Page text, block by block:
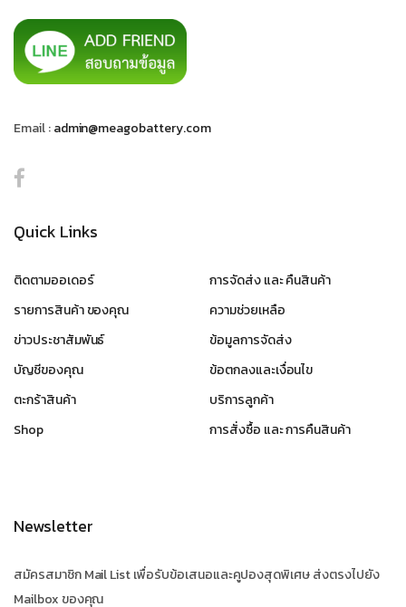
Email :admin@meagobattery.com
Quick Links
ติดตามออเดอร์
รายการสินค้า ของคุณ
ข่าวประชาสัมพันธ์
บัญชีของคุณ
ตะกร้าสินค้า
Shop
การจัดส่ง และ คืนสินค้า
ความช่วยเหลือ
ข้อมูลการจัดส่ง
ข้อตกลงและเงื่อนไข
บริการลูกค้า
การสั่งซื้อ และ การคืนสินค้า
Newsletter
สมัครสมาชิก Mail List เพื่อรับข้อเสนอและคูปองสุดพิเศษ ส่งตรงไปยัง
Mailbox ของคุณ